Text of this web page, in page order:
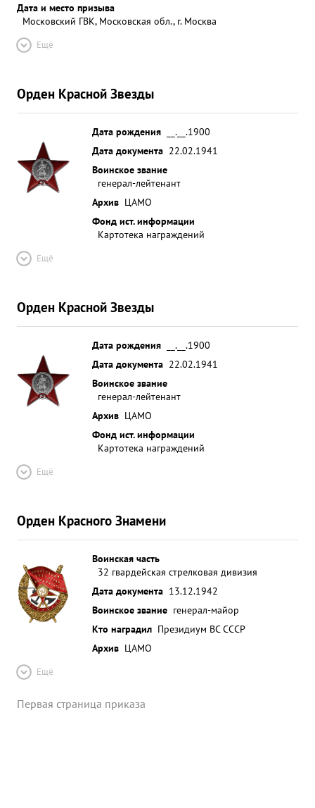
Дата и место призыва
Московский ГВК, Московская обл., г. Москва
Ещё
Орден Красной Звезды
Дата рождения
__.__.1900
Дата документа 22.02.1941
Воинское звание
генерал-лейтенант
Архив ЦАМО
Фонд ист. информации
Картотека награждений
Ещё
Орден Красной Звезды
Дата рождения
__.__.1900
Дата документа 22.02.1941
Воинское звание
генерал-лейтенант
Архив ЦАМО
Фонд ист. информации
Картотека награждений
Ещё
Орден Красного Знамени
Воинская часть
32 гвардейская стрелковая дивизия
Дата документа 13.12.1942
Воинское звание генерал-майор
Кто наградил Президиум ВС СССР
Архив ЦАМО
Ещё
Первая страница приказа